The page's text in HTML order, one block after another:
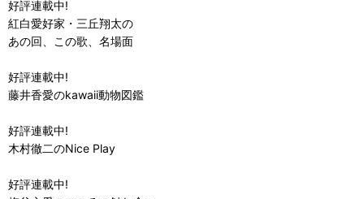
好評連載中!
紅白愛好家・三丘翔太の
あの回、この歌、名場面
好評連載中!
藤井香愛のkawaii動物図鑑
好評連載中!
木村徹二のNice Play
好評連載中!